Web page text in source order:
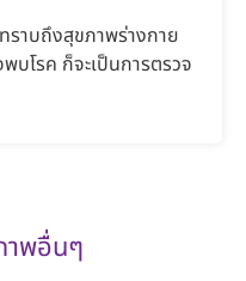
ราบถึงสุขภาพร่างกาย
บโรค ก็จะเป็นการตรวจ
าพอื่นๆ